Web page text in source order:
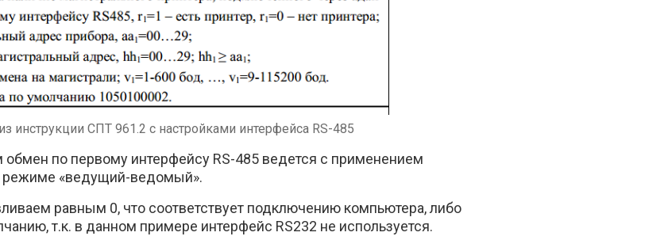
инструкции СПТ 961.2 с настройками интерфейса RS-485
по первому интерфейсу RS-485 ведется с применением
режиме «ведущий-ведомый».
равным 0, что соответствует подключению компьютера, либо
т.к. в данном примере интерфейс RS232 не используется.